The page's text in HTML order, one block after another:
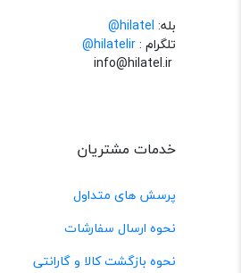
بله: hilatel@
تلگرام :@hilatelir
خدمات مشتریان
پرسش های متداول
نحوه ارسال سفارشات
نحوه بازگشت کالا و گارانتی